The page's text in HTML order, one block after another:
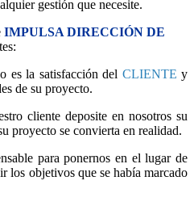
gestión que necesite.
IMPULSA DIRECCIÓN DE
es la satisfacción del CLIENTE y
de su proyecto.
cliente deposite en nosotros su
proyecto se convierta en realidad.
para ponernos en el lugar de
los objetivos que se había marcado